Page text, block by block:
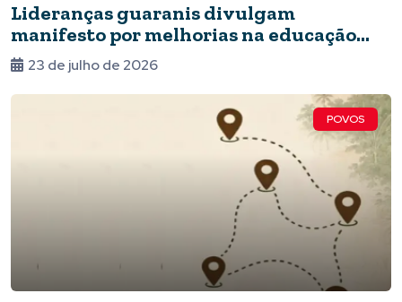
Lideranças guaranis divulgam
manifesto por melhorias na educação
indígena
23 de julho de 2026
POVOS